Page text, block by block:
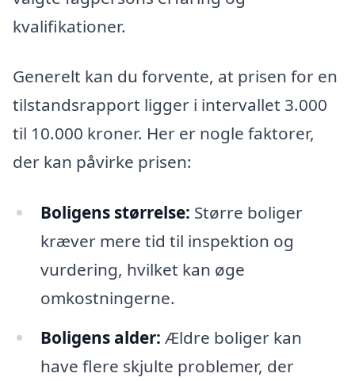
kvalifikationer.
Generelt kan du forvente, at prisen for en
tilstandsrapport ligger i intervallet 3.000
til 10.000 kroner. Her er nogle faktorer,
der kan påvirke prisen:
Boligens størrelse: Større boliger
kræver mere tid til inspektion og
vurdering, hvilket kan øge
omkostningerne.
Boligens alder: Ældre boliger kan
have flere skjulte problemer, der